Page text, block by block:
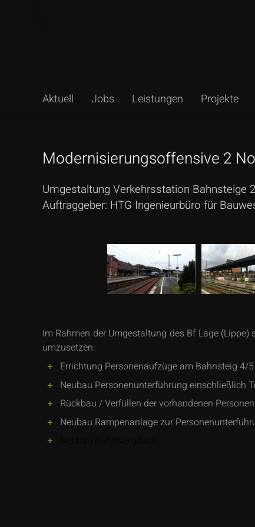
Aktuell Jobs Leistungen Projekte
Suchen
Modernisierungsoffensive 2
Umgestaltung Verkehrsstation Bahnsteige
Auftraggeber: HTG Ingenieurbüro für
Im Rahmen der Umgestaltung des Bf Lage
umzusetzen:
Errichtung Personenaufzüge am Bahnsteig 4/
Neubau Personenunterführung einschließlich
Rückbau / Verfüllen der vorhandenen
Neubau Rampenanlage zur